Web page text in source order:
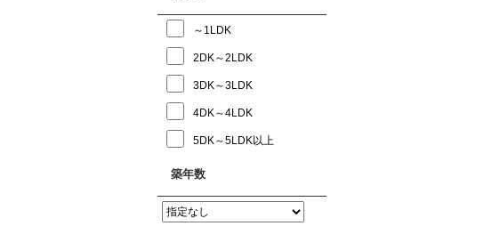
～1LDK
2DK～2LDK
3DK～3LDK
4DK～4LDK
5DK～5LDK以上
築年数